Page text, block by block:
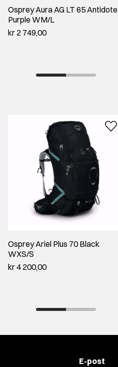
Osprey Aura AG LT 65 Antidote
Purple WM/L
kr 2 749,00
Osprey Ariel Plus 70 Black
WXS/S
kr 4 200,00
E-post